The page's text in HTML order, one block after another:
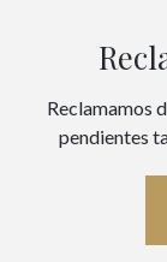
Reclamamos
pendientes